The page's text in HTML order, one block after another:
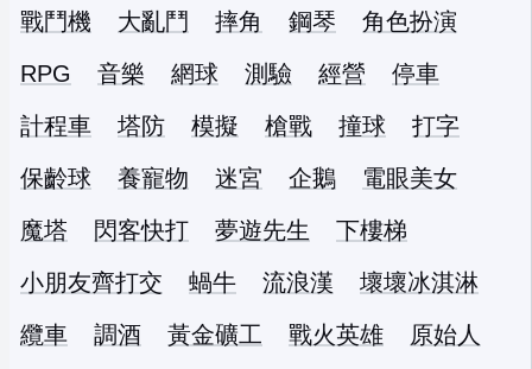
戰鬥機
大亂鬥 摔角 鋼琴
角色扮演
RPG
音樂 網球 測驗 經營
停車
計程車
塔防 模擬 槍戰 撞球
打字
保齡球
養寵物 迷宮 企鵝
電眼美女
魔塔
閃客快打 夢遊先生
下樓梯
小朋友齊打交
蝸牛 流浪漢
壞壞冰淇淋
纜車
調酒 黃金礦工 戰火英雄 原始人